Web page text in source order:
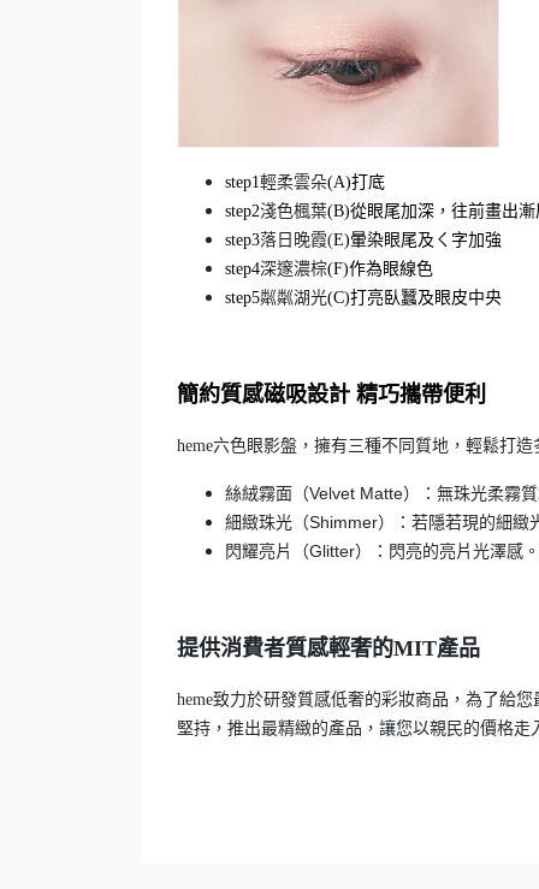
step1 輕柔雲朵(A)打底
step2淺色楓葉(B)從眼尾加深，往前畫出漸
step3落日晚霞(E)暈染眼尾及ㄑ字加強
step4深邃濃棕(F)作為眼線色
step5粼粼湖光(C)打亮臥蠶及眼皮中央
簡約質感磁吸設計 精巧攜帶便利
heme六色眼影盤，擁有三種不同質地，輕鬆打
絲絨霧面（Velvet Matte）：無珠光柔霧
細緻珠光（Shimmer）：若隱若現的細緻
閃耀亮片（Glitter）：閃亮的亮片光澤感。
提供消費者質感輕奢的MIT產品
heme致力於研發質感低奢的彩妝商品，為了給
堅持，推出最精緻的產品，讓您以親民的價格走